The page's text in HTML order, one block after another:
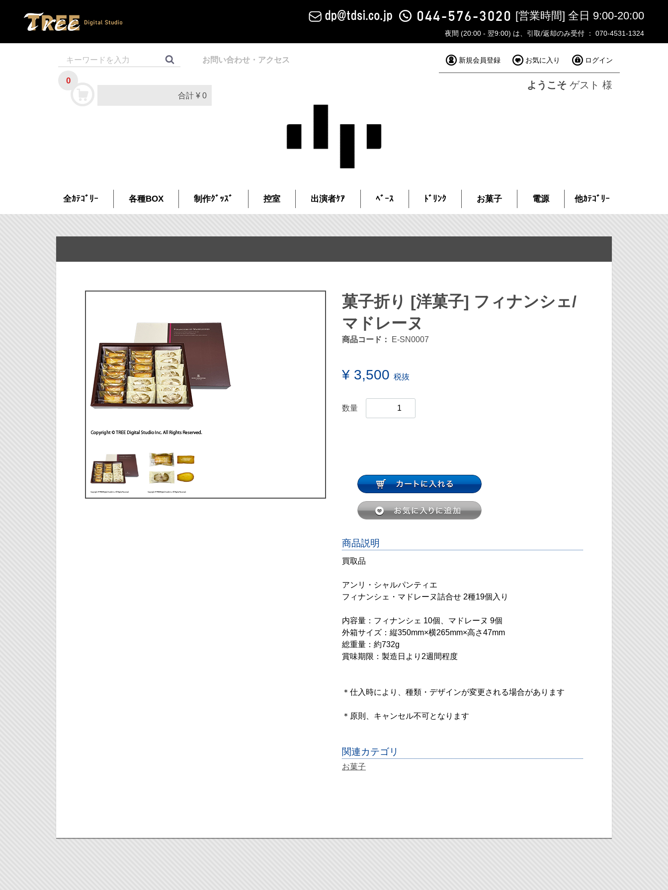
[営業時間] 全日 9:00-20:00
夜間 (20:00 - 翌9:00) は、引取/返却のみ受付 ： 070-4531-1324
お問い合わせ・アクセス
0
合計 ¥ 0
新規会員登録 お気に入り ログイン
ようこそ ゲスト 様
他ｶﾃｺﾞﾘｰ
全ｶﾃｺﾞﾘｰ 各種BOX 制作ｸﾞｯｽﾞ 控室 出演者ｹｱ ﾍﾞｰｽ ﾄﾞﾘﾝｸ お菓子 電源
菓子折り [洋菓子] フィナンシェ/
マドレーヌ
商品コード： E-SN0007
¥ 3,500 税抜
数量
商品説明
買取品
アンリ・シャルパンティエ
フィナンシェ・マドレーヌ詰合せ 2種19個入り
内容量：フィナンシェ 10個、マドレーヌ 9個
外箱サイズ：縦350mm×横265mm×高さ47mm
総重量：約732g
賞味期限：製造日より2週間程度
＊仕入時により、種類・デザインが変更される場合があります
＊原則、キャンセル不可となります
関連カテゴリ
お菓子